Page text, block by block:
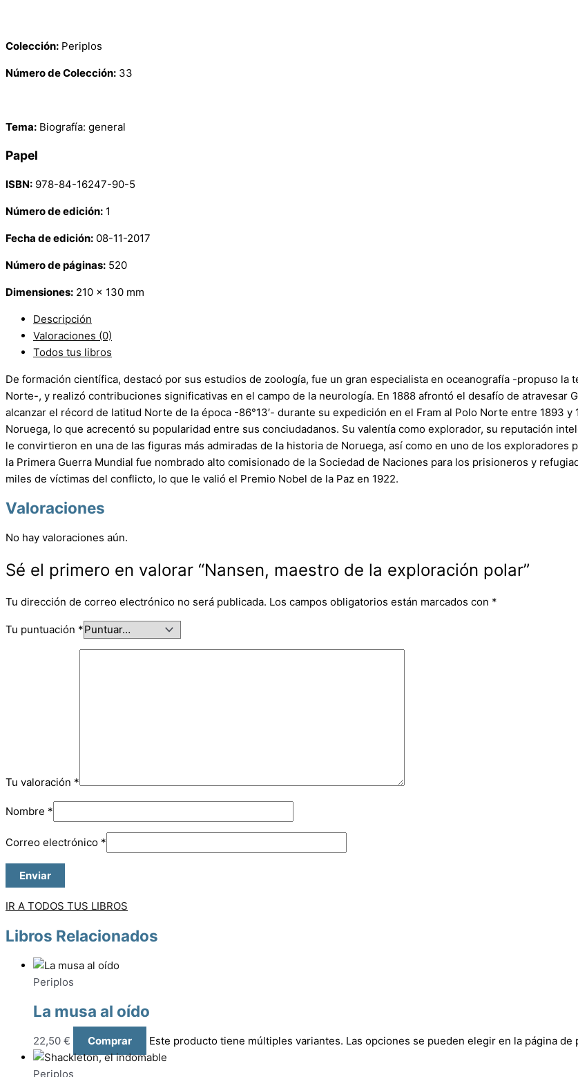
Colección: Periplos
Número de Colección: 33
Tema: Biografía: general
Papel
ISBN: 978-84-16247-90-5
Número de edición: 1
Fecha de edición: 08-11-2017
Número de páginas: 520
Dimensiones: 210 x 130 mm
Descripción
Valoraciones (0)
Todos tus libros
De formación científica, destacó por sus estudios de zoología, fue un gran especialista en oceanografía -propuso
Norte-, y realizó contribuciones significativas en el campo de la neurología. En 1888 afrontó el desafío de atravesar
alcanzar el récord de latitud Norte de la época -86°13′- durante su expedición en el Fram al Polo Norte entre 1893
Noruega, lo que acrecentó su popularidad entre sus conciudadanos. Su valentía como explorador, su reputación
le convirtieron en una de las figuras más admiradas de la historia de Noruega, así como en uno de los
la Primera Guerra Mundial fue nombrado alto comisionado de la Sociedad de Naciones para los prisioneros y
miles de víctimas del conflicto, lo que le valió el Premio Nobel de la Paz en 1922.
Valoraciones
No hay valoraciones aún.
Sé el primero en valorar “Nansen, maestro de la exploración polar”
Tu dirección de correo electrónico no será publicada. Los campos obligatorios están marcados con *
Tu puntuación *
Tu valoración *
Nombre *
Correo electrónico *
IR A TODOS TUS LIBROS
Libros Relacionados
Periplos
La musa al oído
22,50 € Comprar Este producto tiene múltiples variantes. Las opciones se pueden elegir en la página de
Periplos